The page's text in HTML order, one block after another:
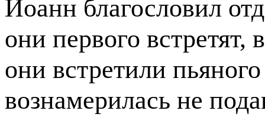
Иоанн благословил
они первого
они встретили
вознамерилась не